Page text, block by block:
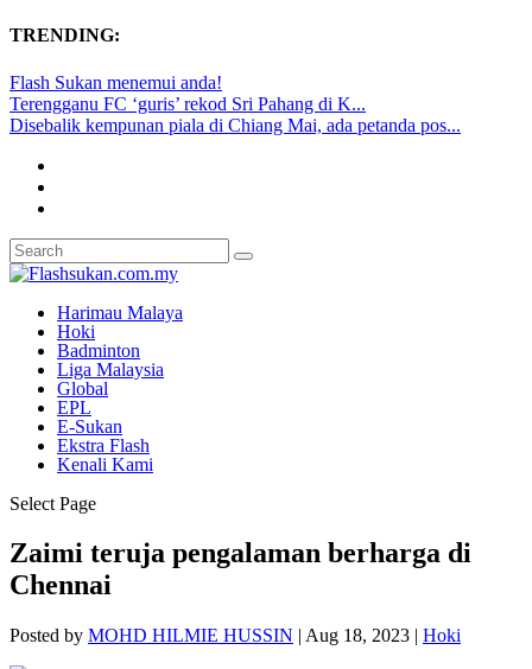
TRENDING:
Flash Sukan menemui anda!
Terengganu FC ‘guris’ rekod Sri Pahang di K...
Disebalik kempunan piala di Chiang Mai, ada petanda pos...
Harimau Malaya
Hoki
Badminton
Liga Malaysia
Global
EPL
E-Sukan
Ekstra Flash
Kenali Kami
Select Page
Zaimi teruja pengalaman berharga di
Chennai
Posted by MOHD HILMIE HUSSIN | Aug 18, 2023 | Hoki